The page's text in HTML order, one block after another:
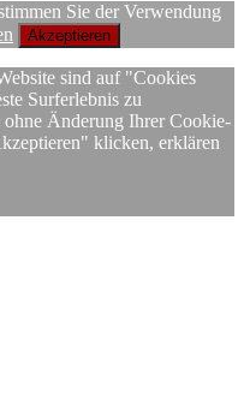
Sie der Verwendung
Akzeptieren
sind auf "Cookies
Surferlebnis zu
ohne Änderung Ihrer Cookie-
klicken, erklären